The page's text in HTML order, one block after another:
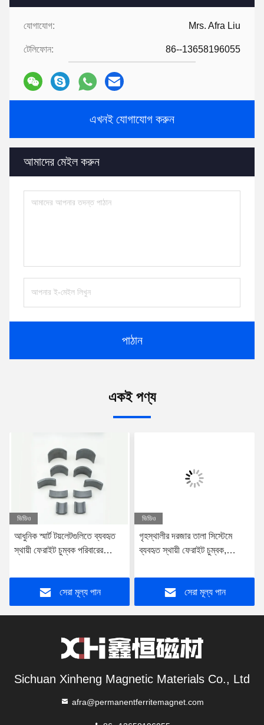
যোগাযোগ: Mrs. Afra Liu
টেলিফোন: 86--13658196055
এখনই যোগাযোগ করুন
আমাদের মেইল ​​করুন
পাঠান
একই পণ্য
ভিডিও
আধুনিক স্মার্ট টয়লেটগুলিতে ব্যবহৃত
স্থায়ী ফেরাইট চুম্বক পরিবারের
সেরা মূল্য পান
ভিডিও
গৃহস্থালীর দরজার তালা সিস্টেমে
ব্যবহৃত স্থায়ী ফেরাইট চুম্বক,
সেরা মূল্য পান
Sichuan Xinheng Magnetic Materials Co., Ltd
afra@permanentferritemagnet.com